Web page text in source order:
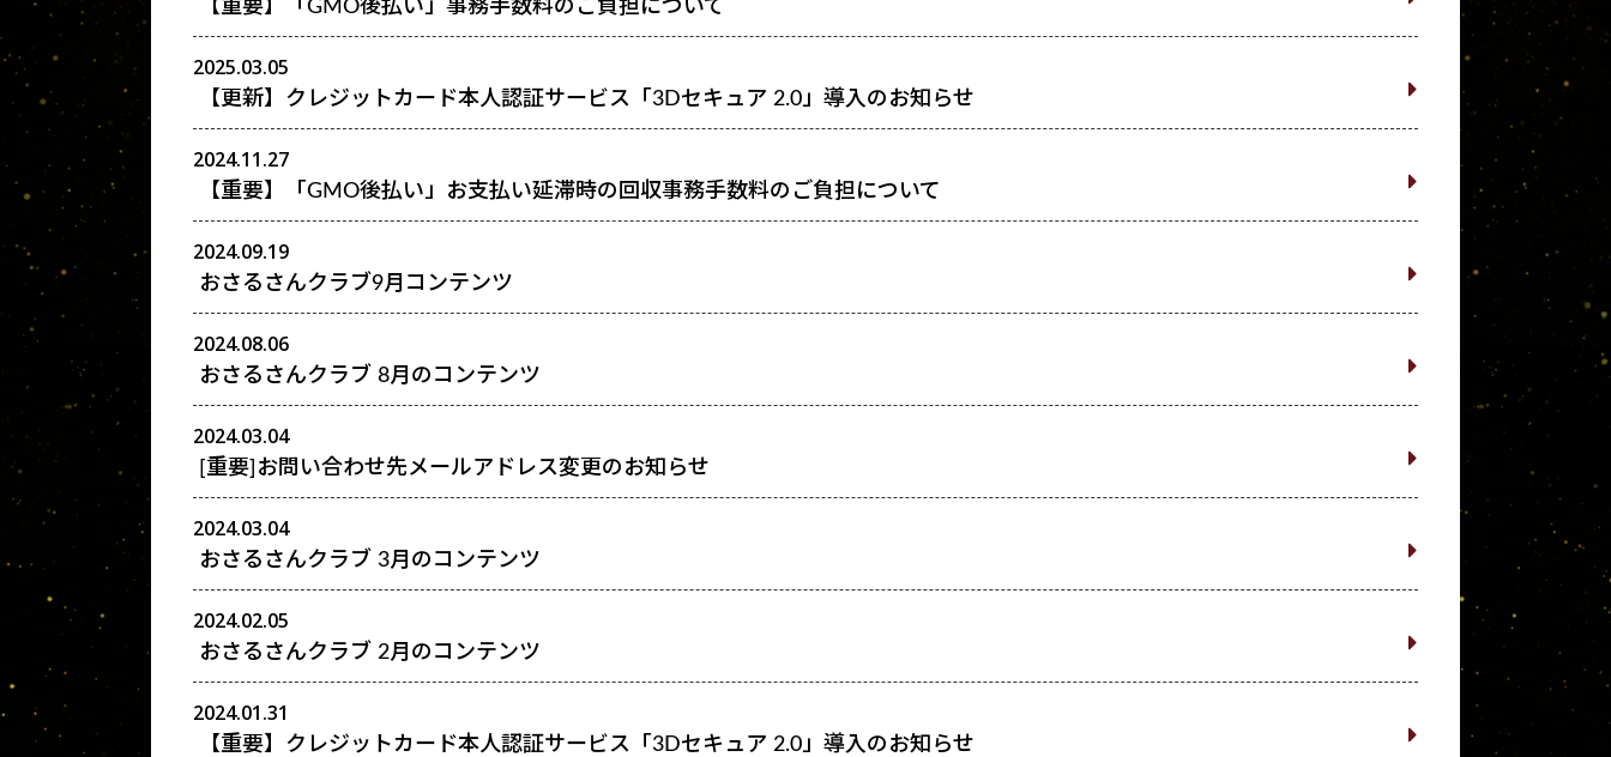
【重要】「GMO後払い」事務手数料のご負担について
2025.03.05
【更新】クレジットカード本人認証サービス「3Dセキュア 2.0」導入のお知らせ
2024.11.27
【重要】「GMO後払い」お支払い延滞時の回収事務手数料のご負担について
2024.09.19
おさるさんクラブ9月コンテンツ
2024.08.06
おさるさんクラブ 8月のコンテンツ
2024.03.04
[重要]お問い合わせ先メールアドレス変更のお知らせ
2024.03.04
おさるさんクラブ 3月のコンテンツ
2024.02.05
おさるさんクラブ 2月のコンテンツ
2024.01.31
【重要】クレジットカード本人認証サービス「3Dセキュア 2.0」導入のお知らせ